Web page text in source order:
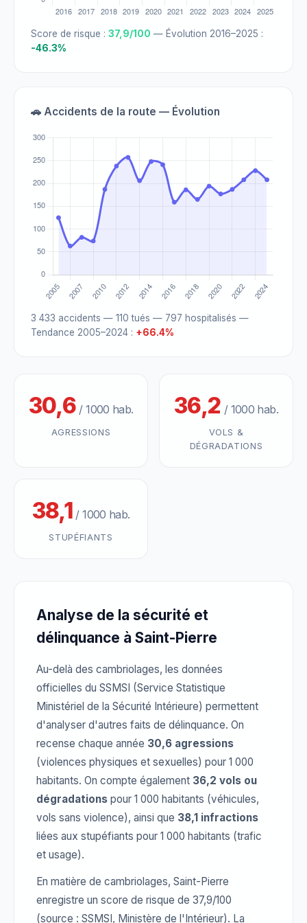
Score de risque : 37,9/100 — Évolution 2016–2025 :
-46.3%
🚗 Accidents de la route — Évolution
3 433 accidents — 110 tués — 797 hospitalisés —
Tendance 2005–2024 : +66.4%
30,6 / 1000 hab.
AGRESSIONS
36,2 / 1000 hab.
VOLS &
DÉGRADATIONS
38,1 / 1000 hab.
STUPÉFIANTS
Analyse de la sécurité et
délinquance à Saint-Pierre
Au-delà des cambriolages, les données
officielles du SSMSI (Service Statistique
Ministériel de la Sécurité Intérieure) permettent
d'analyser d'autres faits de délinquance. On
recense chaque année 30,6 agressions
(violences physiques et sexuelles) pour 1 000
habitants. On compte également 36,2 vols ou
dégradations pour 1 000 habitants (véhicules,
vols sans violence), ainsi que 38,1 infractions
liées aux stupéfiants pour 1 000 habitants (trafic
et usage).
En matière de cambriolages, Saint-Pierre
enregistre un score de risque de 37,9/100
(source : SSMSI, Ministère de l'Intérieur). La